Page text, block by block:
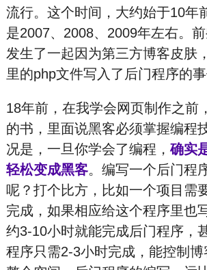
流行。这个时间，大约始于10年
是2007、2008、2009年左右。
发生了一起因为第三方博客皮肤
里的php文件写入了后门程序的事
18年前，在我学会网页制作之前
的书，里面说黑客必须掌握编程
况是，一旦你学会了编程， 确实
轻松变成黑客。编写一个后门程
呢？打个比方，比如一个项目需
完成，如果相应给这个程序里也
约3-10小时就能完成后门程序，
程序只需2-3小时完成，能控制